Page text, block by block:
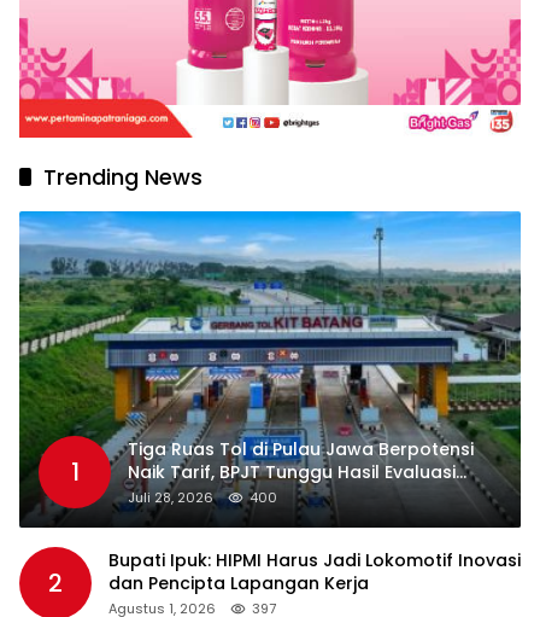
Trending News
1
Tiga Ruas Tol di Pulau Jawa Berpotensi
Naik Tarif, BPJT Tunggu Hasil Evaluasi
Standar Pelayanan
Juli 28, 2026 400
2
Bupati Ipuk: HIPMI Harus Jadi Lokomotif Inovasi
dan Pencipta Lapangan Kerja
Agustus 1, 2026 397